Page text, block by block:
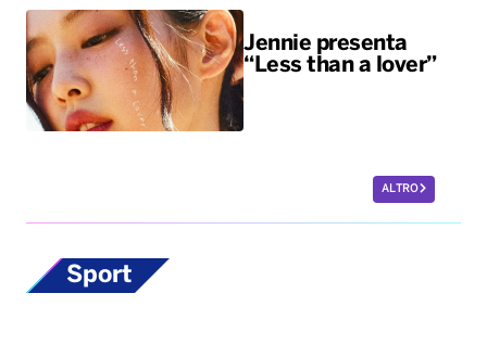
Jennie presenta
“Less than a lover”
ALTRO
Sport